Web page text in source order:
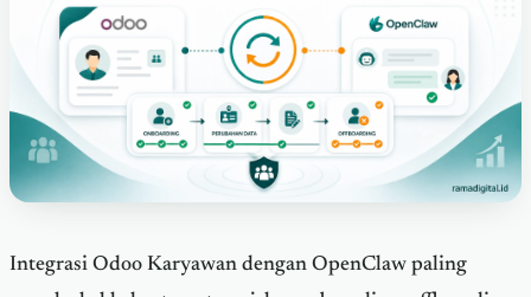
Integrasi Odoo Karyawan dengan OpenClaw paling